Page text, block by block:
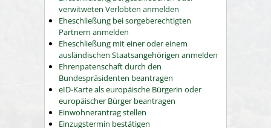
verwitweten Verlobten anmelden
Eheschließung bei sorgeberechtigten
Partnern anmelden
Eheschließung mit einer oder einem
ausländischen Staatsangehörigen anmelden
Ehrenpatenschaft durch den
Bundespräsidenten beantragen
eID-Karte als europäische Bürgerin oder
europäischer Bürger beantragen
Einwohnerantrag stellen
Einzugstermin bestätigen